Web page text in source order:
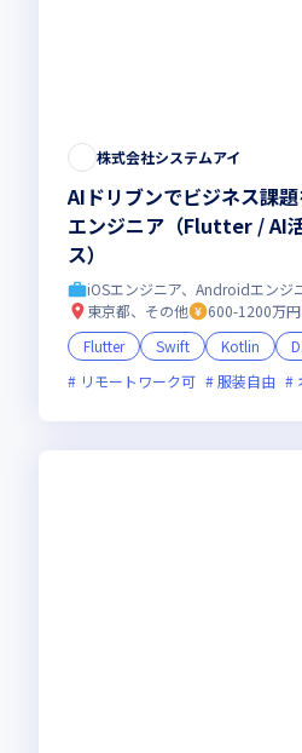
株式会社システムアイ
AIドリブンでビジネス課
エンジニア（Flutter / AI
ス）
iOSエンジニア、Androidエンジ
東京都、その他
600-1200万円
Flutter
Swift Kotlin
リモートワーク可
服装自由